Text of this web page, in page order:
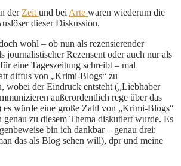
der Zeit und bei Arte waren wiederum die
dieser Diskussion.
wohl – ob nun als rezensierender
journalistischer Rezensent oder auch nur als
eine Tageszeitung schreibt – mal
diffus von „Krimi-Blogs“ zu
wobei der Eindruck entsteht („Liebhaber
außerordentlich rege über das
es würde eine große Zahl von „Krimi-Blogs“
genau zu diesem Thema diskutiert wurde. Es
bin ich dankbar – genau drei:
das als Blog sehen will), dpr und meine